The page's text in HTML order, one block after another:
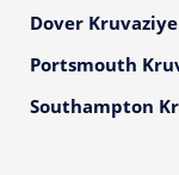
Dover
Portsmouth
Southampton